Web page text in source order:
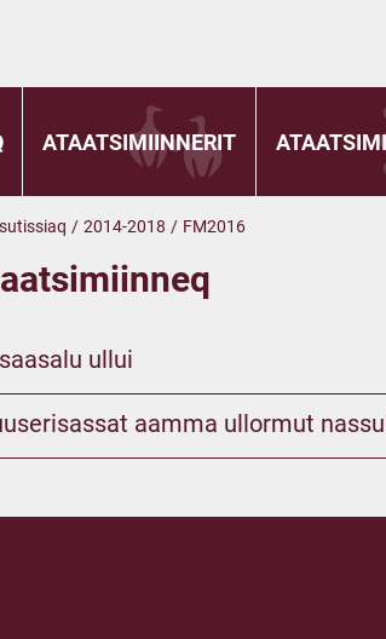
ATAATSIMIINNERIT
/ 2014-2018 / FM2016
ullui
aamma ullormut